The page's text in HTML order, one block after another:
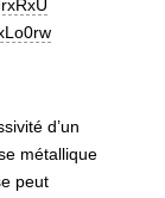
d’un
métallique
peut